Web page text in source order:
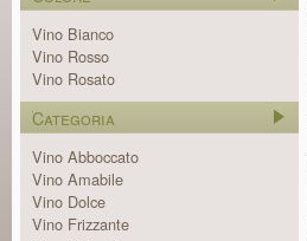
Vino Bianco
Vino Rosso
Vino Rosato
Categoria
Vino Abboccato
Vino Amabile
Vino Dolce
Vino Frizzante